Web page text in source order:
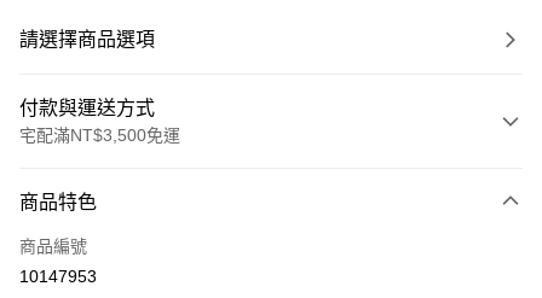
請選擇商品選項
付款與運送方式
宅配滿NT$3,500免運
信用卡一次付款
ATM付款
商品特色
商品編號
10147953